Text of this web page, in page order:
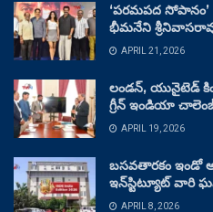
‘పరమపద సోపానం’
భీమనేని
APRIL 21, 2026
లండన్, యునైటెడ్
గ్రీన్ ఇండియా
APRIL 19, 2026
బసవతారకం ఇండో
ఇన్‌స్టిట్యూట్ వారి
APRIL 8, 2026